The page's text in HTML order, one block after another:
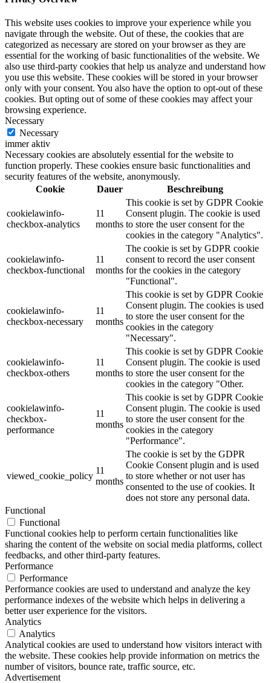
This website uses cookies to improve your experience while you
navigate through the website. Out of these, the cookies that are
categorized as necessary are stored on your browser as they are
essential for the working of basic functionalities of the website. We
also use third-party cookies that help us analyze and understand how
you use this website. These cookies will be stored in your browser
only with your consent. You also have the option to opt-out of these
cookies. But opting out of some of these cookies may affect your
browsing experience.
Necessary
Necessary
immer aktiv
Necessary cookies are absolutely essential for the website to
function properly. These cookies ensure basic functionalities and
security features of the website, anonymously.
Cookie
Dauer Beschreibung
cookielawinfo-
checkbox-analytics
11
months
This cookie is set by GDPR Cookie
Consent plugin. The cookie is used
to store the user consent for the
cookies in the category "Analytics".
cookielawinfo-
checkbox-functional
11
months
The cookie is set by GDPR cookie
consent to record the user consent
for the cookies in the category
"Functional".
cookielawinfo-
checkbox-necessary
11
months
This cookie is set by GDPR Cookie
Consent plugin. The cookies is used
to store the user consent for the
cookies in the category
"Necessary".
cookielawinfo-
checkbox-others
11
months
This cookie is set by GDPR Cookie
Consent plugin. The cookie is used
to store the user consent for the
cookies in the category "Other.
cookielawinfo-
checkbox-
performance
11
months
This cookie is set by GDPR Cookie
Consent plugin. The cookie is used
to store the user consent for the
cookies in the category
"Performance".
viewed_cookie_policy
11
months
The cookie is set by the GDPR
Cookie Consent plugin and is used
to store whether or not user has
consented to the use of cookies. It
does not store any personal data.
Functional
Functional
Functional cookies help to perform certain functionalities like
sharing the content of the website on social media platforms, collect
feedbacks, and other third-party features.
Performance
Performance
Performance cookies are used to understand and analyze the key
performance indexes of the website which helps in delivering a
better user experience for the visitors.
Analytics
Analytics
Analytical cookies are used to understand how visitors interact with
the website. These cookies help provide information on metrics the
number of visitors, bounce rate, traffic source, etc.
Advertisement